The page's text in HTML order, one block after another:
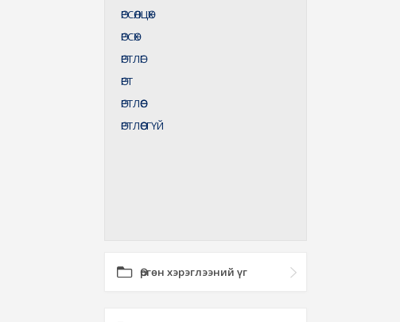
ӨРСӨЛЦӨХ
ӨРСӨХ
ӨРТЛӨГ
ӨРТ
ӨРТЛӨӨС
ӨРТЛӨӨСГҮЙ
Өргөн хэрэглээний үг